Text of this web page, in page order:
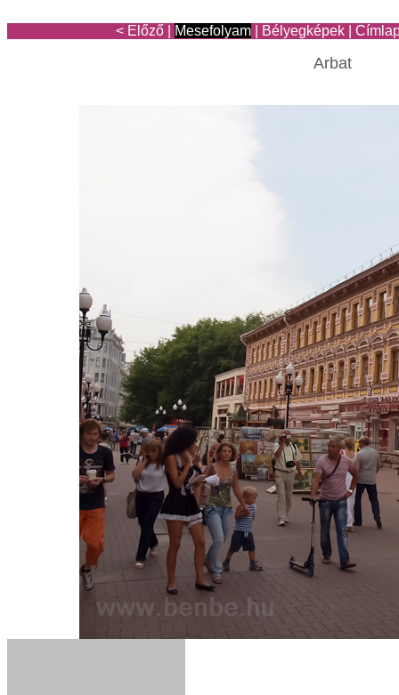
< Előző Mesefolyam Bélyegképek
Arbat